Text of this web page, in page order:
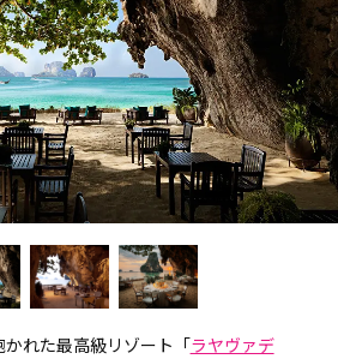
れた最高級リゾート「ラヤヴァデ